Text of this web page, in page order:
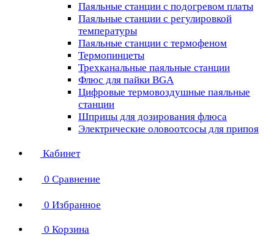
Паяльные станции с подогревом платы
Паяльные станции с регулировкой
температуры
Паяльные станции с термофеном
Термопинцеты
Трехканальные паяльные станции
Флюс для пайки BGA
Цифровые термовоздушные паяльные
станции
Шприцы для дозирования флюса
Электрические оловоотсосы для припоя
Кабинет
0 Сравнение
0 Избранное
0 Корзина